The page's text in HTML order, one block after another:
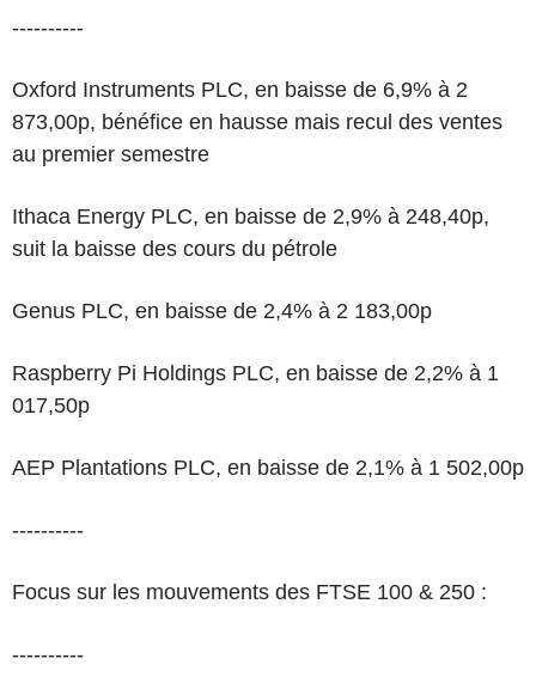
----------
Oxford Instruments PLC, en baisse de 6,9% à 2
873,00p, bénéfice en hausse mais recul des ventes
au premier semestre
Ithaca Energy PLC, en baisse de 2,9% à 248,40p,
suit la baisse des cours du pétrole
Genus PLC, en baisse de 2,4% à 2 183,00p
Raspberry Pi Holdings PLC, en baisse de 2,2% à 1
017,50p
AEP Plantations PLC, en baisse de 2,1% à 1 502,00p
----------
Focus sur les mouvements des FTSE 100 & 250 :
----------